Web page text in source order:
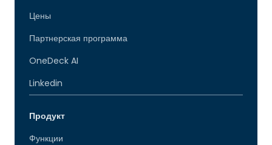
Цены
Партнерская программа
OneDeck AI
Linkedin
Продукт
Функции